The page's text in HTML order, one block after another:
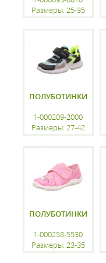
Размеры: 25-35
ПОЛУБОТИНКИ
1-000209-2000
Размеры: 27-42
ПОЛУБОТИНКИ
1-000258-5530
Размеры: 23-35